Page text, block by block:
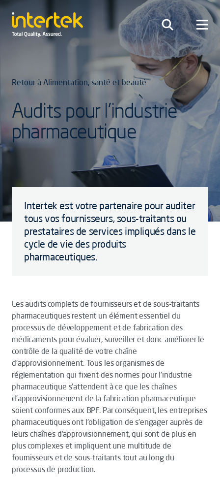
Retour à Alimentation, santé et beauté
Audits pour l’industrie
pharmaceutique
Intertek est votre partenaire pour auditer
tous vos fournisseurs, sous-traitants ou
prestataires de services impliqués dans le
cycle de vie des produits
pharmaceutiques.
Les audits complets de fournisseurs et de sous-traitants
pharmaceutiques restent un élément essentiel du
processus de développement et de fabrication des
médicaments pour évaluer, surveiller et donc améliorer le
contrôle de la qualité de votre chaîne
d'approvisionnement. Tous les organismes de
réglementation qui fixent des normes pour l'industrie
pharmaceutique s'attendent à ce que les chaînes
d'approvisionnement de la fabrication pharmaceutique
soient conformes aux BPF. Par conséquent, les entreprises
pharmaceutiques ont l'obligation de s'engager auprès de
leurs chaînes d'approvisionnement, qui sont de plus en
plus complexes et impliquent une multitude de
fournisseurs et de sous-traitants tout au long du
processus de production.